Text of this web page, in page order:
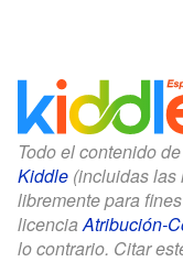
Todo el contenido
Kiddle (incluidas las
libremente para
licenciaAtribución-
lo contrario. Citar